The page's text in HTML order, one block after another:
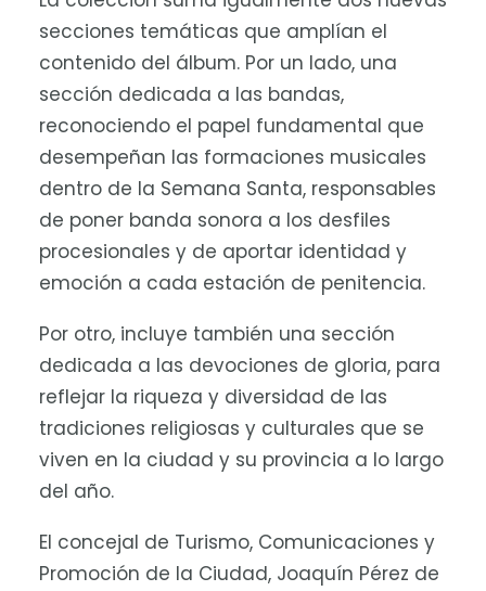
secciones temáticas que amplían el
contenido del álbum. Por un lado, una
sección dedicada a las bandas,
reconociendo el papel fundamental que
desempeñan las formaciones musicales
dentro de la Semana Santa, responsables
de poner banda sonora a los desfiles
procesionales y de aportar identidad y
emoción a cada estación de penitencia.
Por otro, incluye también una sección
dedicada a las devociones de gloria, para
reflejar la riqueza y diversidad de las
tradiciones religiosas y culturales que se
viven en la ciudad y su provincia a lo largo
del año.
El concejal de Turismo, Comunicaciones y
Promoción de la Ciudad, Joaquín Pérez de